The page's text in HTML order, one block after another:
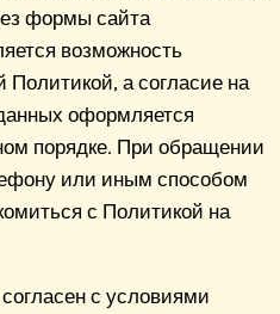
формы сайта
возможность
Политикой, а согласие на
оформляется
порядке. При обращении
или иным способом
с Политикой на
с условиями